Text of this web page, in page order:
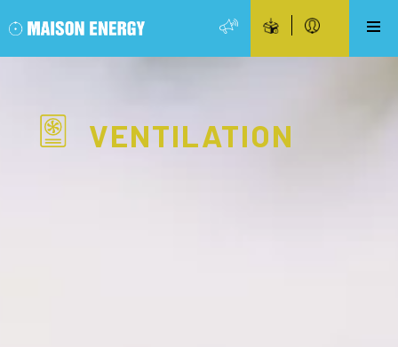
VENTILATION